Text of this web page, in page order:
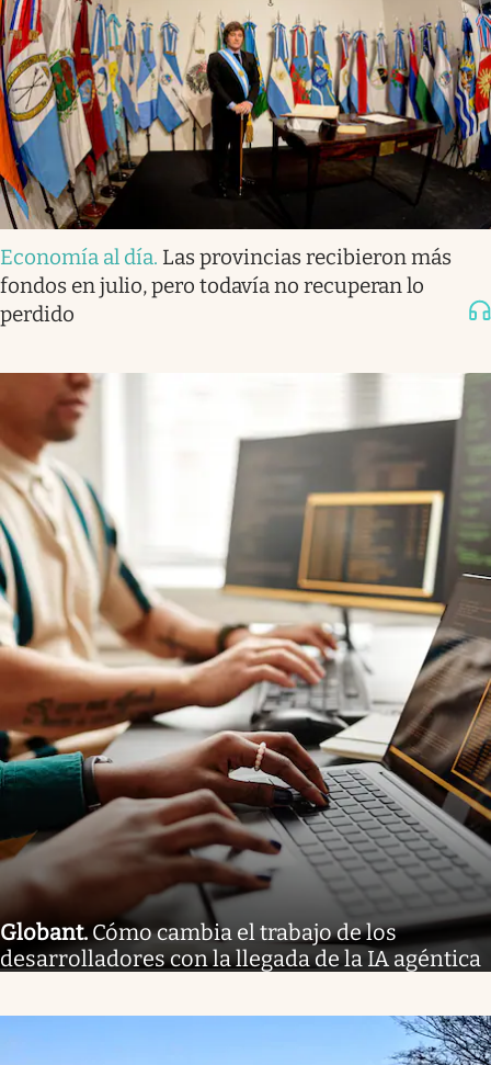
Economía al día. Las provincias recibieron más
fondos en julio, pero todavía no recuperan lo
perdido
Globant. Cómo cambia el trabajo de los
desarrolladores con la llegada de la IA agéntica